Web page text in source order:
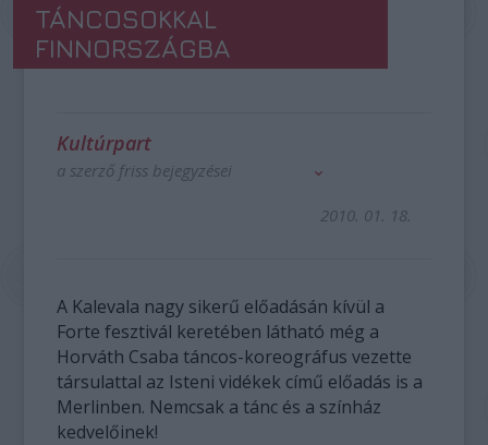
TÁNCOSOKKAL
FINNORSZÁGBA
Kultúrpart
a szerző friss bejegyzései
2010. 01. 18.
A Kalevala nagy sikerű előadásán kívül a
Forte fesztivál keretében látható még a
Horváth Csaba táncos-koreográfus vezette
társulattal az Isteni vidékek című előadás is a
Merlinben. Nemcsak a tánc és a színház
kedvelőinek!